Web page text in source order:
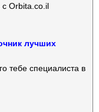
с Orbita.co.il
лучших
тебе специалиста в